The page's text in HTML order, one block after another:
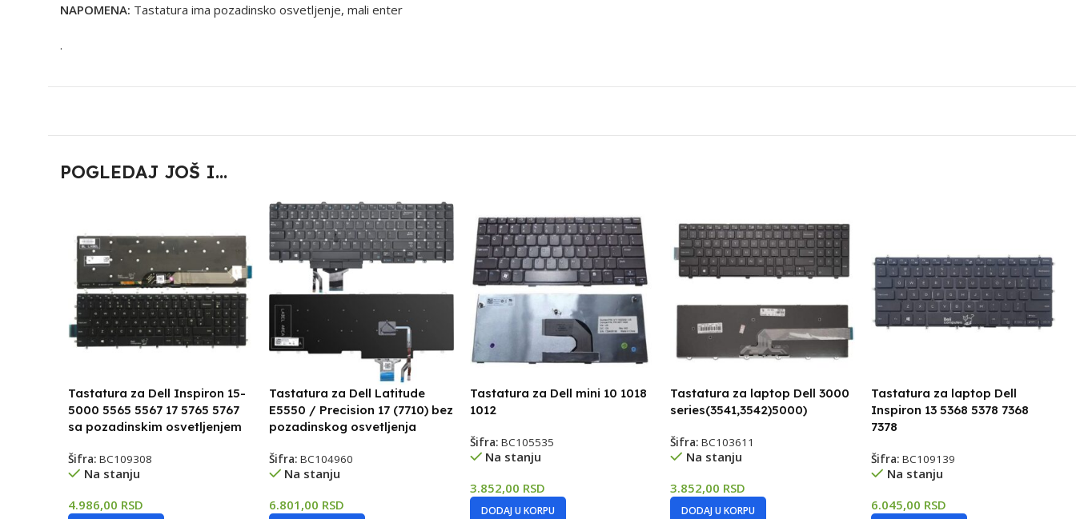
NAPOMENA: Tastatura ima pozadinsko osvetljenje, mali enter
.
POGLEDAJ JOŠ I...
Tastatura za Dell Inspiron 15-
5000 5565 5567 17 5765 5767
sa pozadinskim osvetljenjem
Šifra: BC109308
Na stanju
4.986,00 RSD
Tastatura za Dell Latitude
E5550 / Precision 17 (7710) bez
pozadinskog osvetljenja
Šifra: BC104960
Na stanju
6.801,00 RSD
Tastatura za Dell mini 10 1018
1012
Šifra: BC105535
Na stanju
3.852,00 RSD
DODAJ U KORPU
Tastatura za laptop Dell 3000
series(3541,3542)5000)
Šifra:BC103611
Na stanju
3.852,00 RSD
DODAJ U KORPU
Tastatura za laptop Dell
Inspiron 13 5368 5378 7368
7378
Šifra:BC109139
Na stanju
6.045,00 RSD